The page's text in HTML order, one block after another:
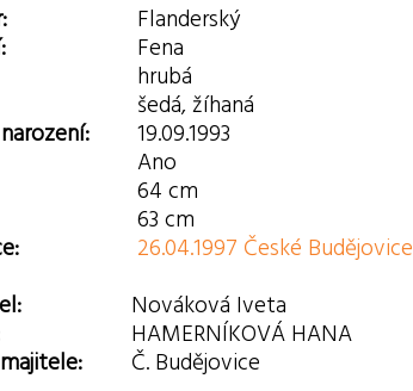
Flanderský
Fena
hrubá
šedá, žíhaná
19.09.1993
Ano
64 cm
63 cm
26.04.1997 České Budějovice
Nováková Iveta
HAMERNÍKOVÁ HANA
Č. Budějovice